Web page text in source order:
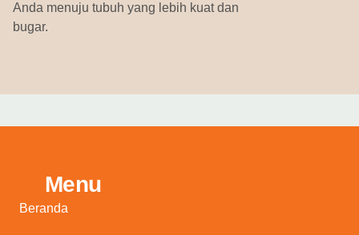
Anda menuju tubuh yang lebih kuat dan
bugar.
Menu
Beranda